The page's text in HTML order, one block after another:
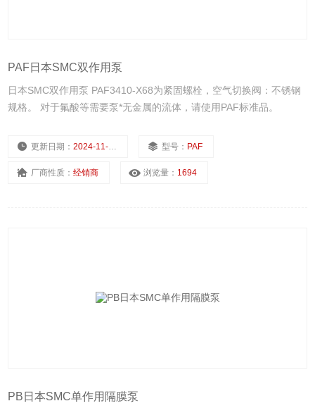
PAF日本SMC双作用泵
日本SMC双作用泵 PAF3410-X68为紧固螺栓，空气切换阀：不锈钢
规格。 对于氟酸等需要泵*无金属的流体，请使用PAF标准品。
更新日期：2024-11-22 型号： PAF
厂商性质：经销商 浏览量： 1694
PB日本SMC单作用隔膜泵